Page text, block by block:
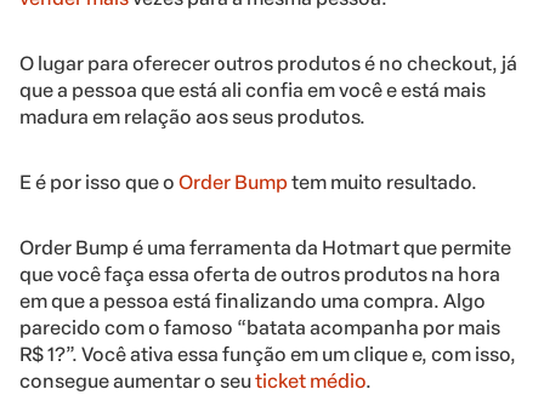
O lugar para oferecer outros produtos é no checkout, já
que a pessoa que está ali confia em você e está mais
madura em relação aos seus produtos.
E é por isso que o Order Bump tem muito resultado.
Order Bump é uma ferramenta da Hotmart que permite
que você faça essa oferta de outros produtos na hora
em que a pessoa está finalizando uma compra. Algo
parecido com o famoso “batata acompanha por mais
R$ 1?”. Você ativa essa função em um clique e, com isso,
consegue aumentar o seuticket médio.